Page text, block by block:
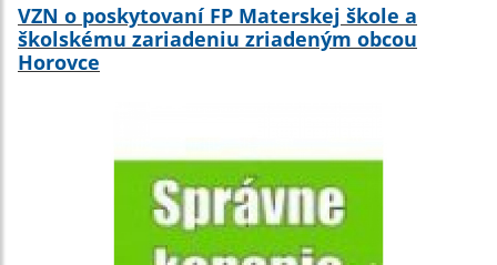
VZN o poskytovaní FP Materskej škole a
školskému zariadeniu zriadeným obcou
Horovce